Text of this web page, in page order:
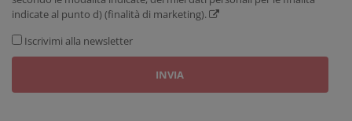
indicate al punto d) (finalità di marketing).
Iscrivimi alla newsletter